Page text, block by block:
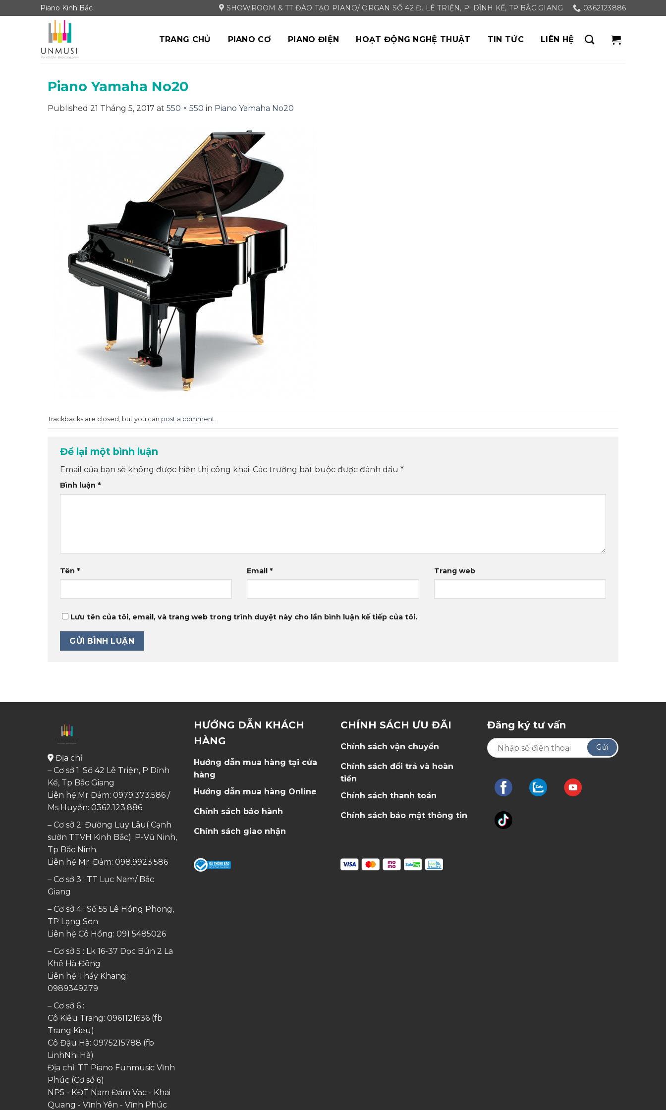
to
Piano Kinh Bắc SHOWROOM & TT ĐÀO TẠO PIANO/ ORGAN SỐ 42 Đ. LÊ TRIỆN, P. DĨNH KẾ, TP BẮC GIANG 0362123886
TRANG CHỦ PIANO CƠ PIANO ĐIỆN HOẠT ĐỘNG NGHỆ THUẬT TIN TỨC LIÊN HỆ
Piano Yamaha No20
Published 21 Tháng 5, 2017 at 550 × 550 in Piano Yamaha No20
Trackbacks are closed, but you can post a comment
Để lại một bình luận
Email của bạn sẽ không được hiển thị công khai. Các trường bắt buộc được đánh dấu *
Bình luận *
Tên * Email* Trang web
Lưu tên của tôi, email, và trang web trong trình duyệt này cho lần bình luận kế tiếp của tôi.
Địa chỉ:
– Cơ sở 1: Số 42 Lê Triện, P Dĩnh
Kế, Tp Bắc Giang
Liên hệ:Mr Đảm: 0979.373.586 /
Ms Huyền: 0362.123.886
– Cơ sở 2: Đường Luy Lâu( Cạnh
sườn TTVH Kinh Bắc). P-Vũ Ninh,
Tp Bắc Ninh.
Liên hệ Mr. Đảm: 098.9923.586
– Cơ sở 3 : TT Lục Nam/ Bắc
Giang
– Cơ sở 4 : Số 55 Lê Hồng Phong,
TP Lạng Sơn
Liên hệ Cô Hồng: 091 5485026
– Cơ sở 5 : Lk 16-37 Dọc Bún 2 La
Khê Hà Đông
Liên hệ Thầy Khang:
0989349279
– Cơ sở 6 :
Cô Kiều Trang: 0961121636(fb
Trang Kieu)
Cô Đậu Hà: 0975215788 (fb
LinhNhi Hà)
Địa chỉ: TT Piano Funmusic Vĩnh
Phúc (Cơ sở 6)
NP5 - KĐT Nam Đầm Vạc - Khai
Quang - Vĩnh Yên - Vĩnh Phúc
HƯỚNG DẪN KHÁCH
HÀNG
Hướng dẫn mua hàng tại cửa
hàng
Hướng dẫn mua hàng Online
Chính sách bảo hành
Chính sách giao nhận
CHÍNH SÁCH ƯU ĐÃI
Chính sách vận chuyển
Chính sách đổi trả và hoàn
tiền
Chính sách thanh toán
Chính sách bảo mật thông tin
Đăng ký tư vấn